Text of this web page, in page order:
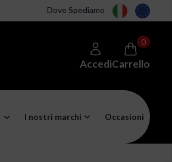
Dove Spediamo
AccediCarrello
0
I nostri marchi Occasioni